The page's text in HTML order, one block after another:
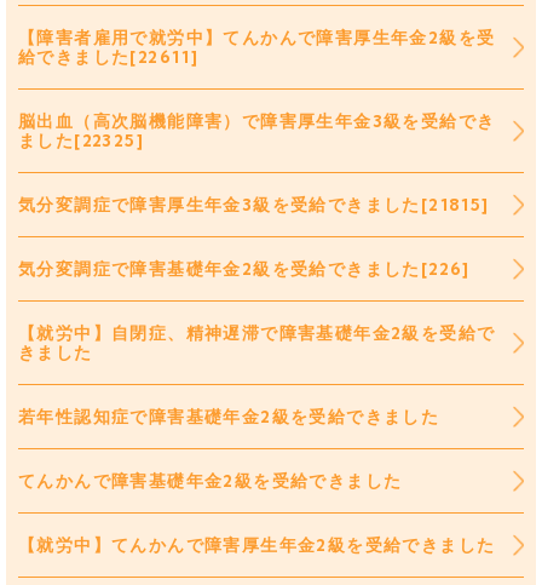
【障害者雇用で就労中】てんかんで障害厚生年金2級を受
給できました[22611]
脳出血（高次脳機能障害）で障害厚生年金3級を受給でき
ました[22325]
気分変調症で障害厚生年金3級を受給できました[21815]
気分変調症で障害基礎年金2級を受給できました[226]
【就労中】自閉症、精神遅滞で障害基礎年金2級を受給で
きました
若年性認知症で障害基礎年金2級を受給できました
てんかんで障害基礎年金2級を受給できました
【就労中】てんかんで障害厚生年金2級を受給できました